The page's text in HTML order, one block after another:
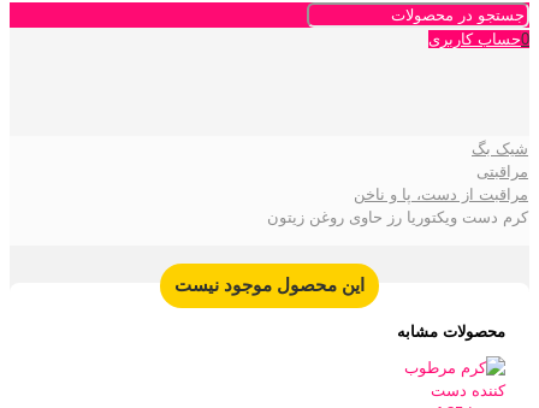
0حساب کاربری
شیک بگ
مراقبتی
مراقبت از دست، پا و ناخن
کرم دست ویکتوریا رز حاوی روغن زیتون
این محصول موجود نیست
محصولات مشابه